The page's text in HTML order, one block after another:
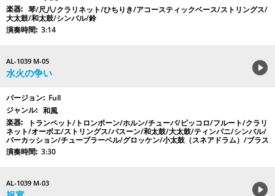
琴/尺八/クラリネット/ひちりき/アコースティックベース/ストリングス/
大太鼓/和太鼓/シンバル/鈴
3:14
AL-1039 M-05
水火の争い
Full
和風
トランペット/トロンボーン/ホルン/チューバ/ピッコロ/フルート/クラリ
ネット/オーボエ/ストリングス/バスーン/和太鼓/大太鼓/ティンパニ/シンバル/
パーカッション/チューブラーベル/グロッケン/小太鼓（スネアドラム）/ブラス
3:30
AL-1039 M-03